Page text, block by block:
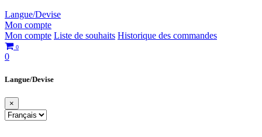
Langue/Devise
Mon compte
Mon compte Liste de souhaits Historique des commandes
0
0
Langue/Devise
×